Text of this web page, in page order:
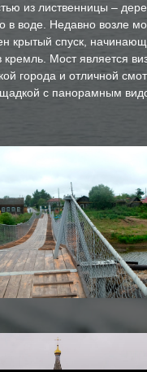
из лиственницы –
в воде. Недавно возле
крытый спуск,
кремль. Мост является
города и отличной
с панорамным